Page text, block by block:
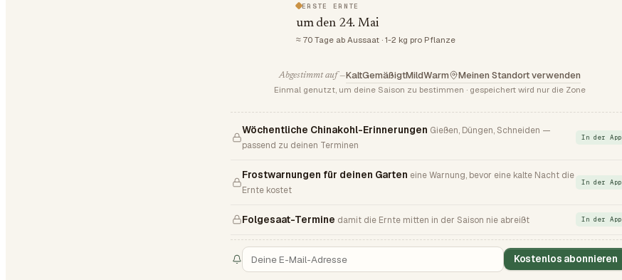
ERSTE ERNTE
um den 24. Mai
≈ 70 Tage ab Aussaat · 1-2 kg pro Pflanze
Abgestimmt auf —KaltGemäßigtMildWarm Meinen Standort verwenden
Einmal genutzt, um deine Saison zu bestimmen · gespeichert wird nur die Zone
Wöchentliche Chinakohl-Erinnerungen Gießen, Düngen, Schneiden —
passend zu deinen Terminen
In der App
Frostwarnungen für deinen Garten eine Warnung, bevor eine kalte Nacht die
Ernte kostet
In der App
Folgesaat-Termine damit die Ernte mitten in der Saison nie abreißt In der App
Kostenlos abonnieren